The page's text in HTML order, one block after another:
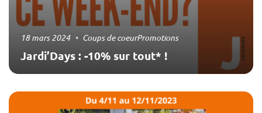
Jardi’Days : -10% sur tout* !
18 mars 2024 Coups de coeurPromotions